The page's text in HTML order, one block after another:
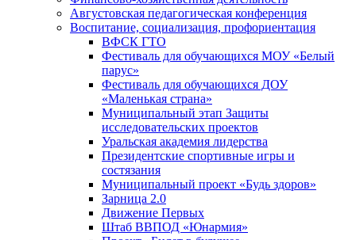
Августовская педагогическая конференция
Воспитание, социализация, профориентация
ВФСК ГТО
Фестиваль для обучающихся МОУ «Белый
парус»
Фестиваль для обучающихся ДОУ
«Маленькая страна»
Муниципальный этап Защиты
исследовательских проектов
Уральская академия лидерства
Президентские спортивные игры и
состязания
Муниципальный проект «Будь здоров»
Зарница 2.0
Движение Первых
Штаб ВВПОД «Юнармия»